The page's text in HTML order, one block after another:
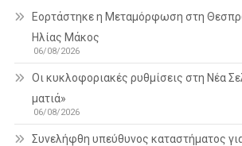
Εορτάστηκε η Μεταμόρφωση στη
Ηλίας Μάκος
06/08/2026
Οι κυκλοφοριακές ρυθμίσεις στη Νέα
ματιά»
06/08/2026
Συνελήφθη υπεύθυνος καταστήματος